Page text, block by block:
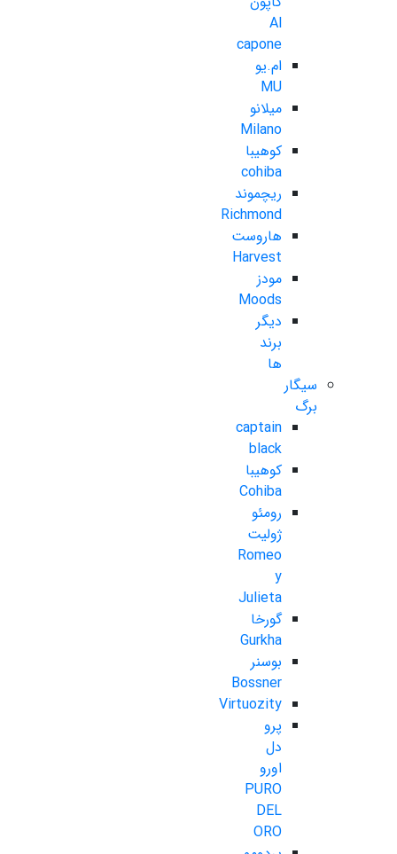
Al
capone
ام.یو
MU
میلانو
Milano
کوهیبا
cohiba
ریچموند
Richmond
هاروست
Harvest
مودز
Moods
دیگر
برند
ها
سیگار
برگ
captain
black
کوهیبا
Cohiba
رومئو
ژولیت
Romeo
y
Julieta
گورخا
Gurkha
بوسنر
Bossner
Virtuozity
پرو
دل
اورو
PURO
DEL
ORO